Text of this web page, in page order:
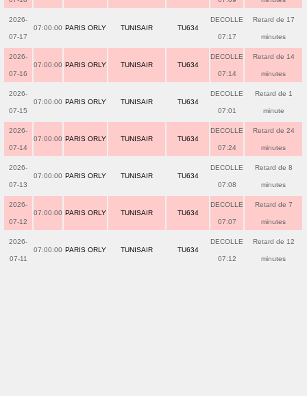
2026-
07-17
07:00:00 PARIS ORLY TUNISAIR TU634
DECOLLE
07:17
Retard de 17
minutes
2026-
07-16
07:00:00 PARIS ORLY TUNISAIR TU634
DECOLLE
07:14
Retard de 14
minutes
2026-
07-15
07:00:00 PARIS ORLY TUNISAIR TU634
DECOLLE
07:01
Retard de 1
minute
2026-
07-14
07:00:00 PARIS ORLY TUNISAIR TU634
DECOLLE
07:24
Retard de 24
minutes
2026-
07-13
07:00:00 PARIS ORLY TUNISAIR TU634
DECOLLE
07:08
Retard de 8
minutes
2026-
07-12
07:00:00 PARIS ORLY TUNISAIR TU634
DECOLLE
07:07
Retard de 7
minutes
2026-
07-11
07:00:00 PARIS ORLY TUNISAIR TU634
DECOLLE
07:12
Retard de 12
minutes